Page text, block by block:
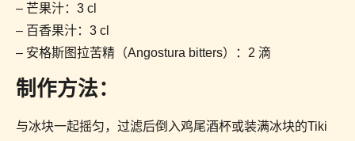
– 芒果汁：3 cl
– 百香果汁：3 cl
– 安格斯图拉苦精（Angostura bitters）：2 滴
制作方法：
与冰块一起摇匀，过滤后倒入鸡尾酒杯或装满冰块的Tiki